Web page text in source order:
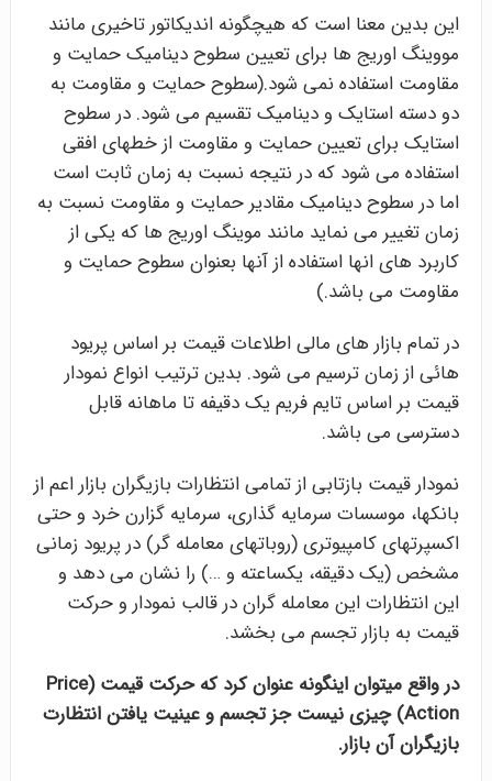
این بدین معنا است که هیچگونه اندیکاتور تاخیری مانند
مووینگ اوریج ها برای تعیین سطوح دینامیک حمایت و
مقاومت استفاده نمی شود.(سطوح حمایت و مقاومت به
دو دسته استایک و دینامیک تقسیم می شود. در سطوح
استایک برای تعیین حمایت و مقاومت از خطهای افقی
استفاده می شود که در نتیجه نسبت به زمان ثابت است
اما در سطوح دینامیک مقادیر حمایت و مقاومت نسبت به
زمان تغییر می نماید مانند موینگ اوریج ها که یکی از
کاربرد های انها استفاده از آنها بعنوان سطوح حمایت و
مقاومت می باشد.)
در تمام بازار های مالی اطلاعات قیمت بر اساس پریود
هائی از زمان ترسیم می شود. بدین ترتیب انواع نمودار
قیمت بر اساس تایم فریم یک دقیفه تا ماهانه قابل
دسترسی می باشد.
نمودار قیمت بازتابی از تمامی انتظارات بازیگران بازار اعم از
بانکها، موسسات سرمایه گذاری، سرمایه گزارن خرد و حتی
اکسپرتهای کامپیوتری (روباتهای معامله گر) در پریود زمانی
مشخص (یک دقیقه، یکساعته و …) را نشان می دهد و
این انتظارات این معامله گران در قالب نمودار و حرکت
قیمت به بازار تجسم می بخشد.
در واقع میتوان اینگونه عنوان کرد که حرکت قیمت (Price
Action) چیزی نیست جز تجسم و عینیت یافتن انتظارت
بازیگران آن بازار.